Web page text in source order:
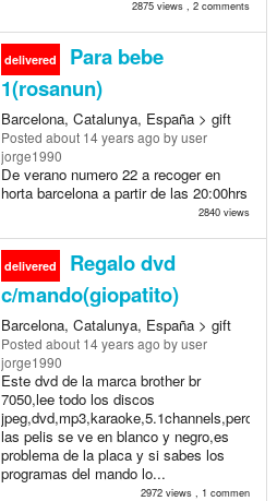
2875 views , 2 comments
delivered
Para bebe
1(rosanun)
Barcelona, Catalunya, España > gift
Posted about 14 years ago by user
jorge1990
De verano numero 22 a recoger en
horta barcelona a partir de las 20:00hrs
2840 views
delivered
Regalo dvd
c/mando(giopatito)
Barcelona, Catalunya, España > gift
Posted about 14 years ago by user
jorge1990
Este dvd de la marca brother br
7050,lee todo los discos
jpeg,dvd,mp3,karaoke,5.1channels,pero
las pelis se ve en blanco y negro,es
problema de la placa y si sabes los
programas del mando lo...
2972 views , 1 comment